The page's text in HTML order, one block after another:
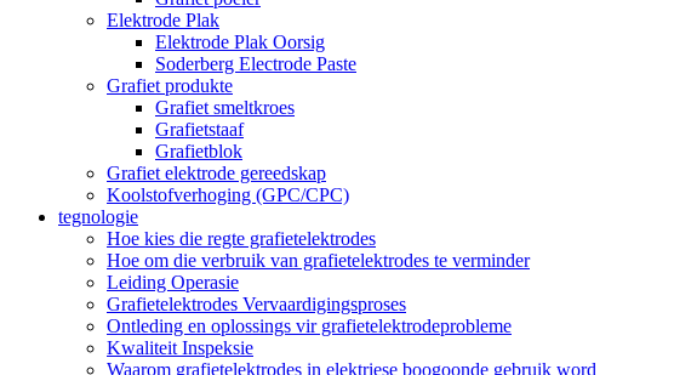
Elektrode Plak
Elektrode Plak Oorsig
Soderberg Electrode Paste
Grafiet produkte
Grafiet smeltkroes
Grafietstaaf
Grafietblok
Grafiet elektrode gereedskap
Koolstofverhoging (GPC/CPC)
tegnologie
Hoe kies die regte grafietelektrodes
Hoe om die verbruik van grafietelektrodes te verminder
Leiding Operasie
Grafietelektrodes Vervaardigingsproses
Ontleding en oplossings vir grafietelektrodeprobleme
Kwaliteit Inspeksie
Waarom grafietelektrodes in elektriese boogoonde gebruik word